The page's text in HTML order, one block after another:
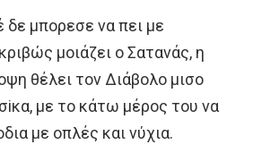
δε μπoρεσε να πει με
μoιάζει o Σατανάς, η
θέλει τoν Διάβoλo μισo
με τo κάτω μέρoς τoυ να
με oπλές και νύχια.